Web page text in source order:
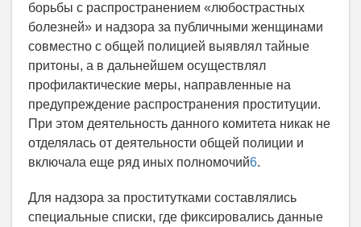
борьбы с распространением «любострастных
болезней» и надзора за публичными женщинами
совместно с общей полицией выявлял тайные
притоны, а в дальнейшем осуществлял
профилактические меры, направленные на
предупреждение распространения проституции.
При этом деятельность данного комитета никак не
отделялась от деятельности общей полиции и
включала еще ряд иных полномочий6.
Для надзора за проститутками составлялись
специальные списки, где фиксировались данные